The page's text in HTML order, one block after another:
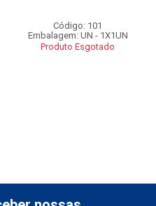
Código: 101
Embalagem: UN - 1X1UN
Produto Esgotado